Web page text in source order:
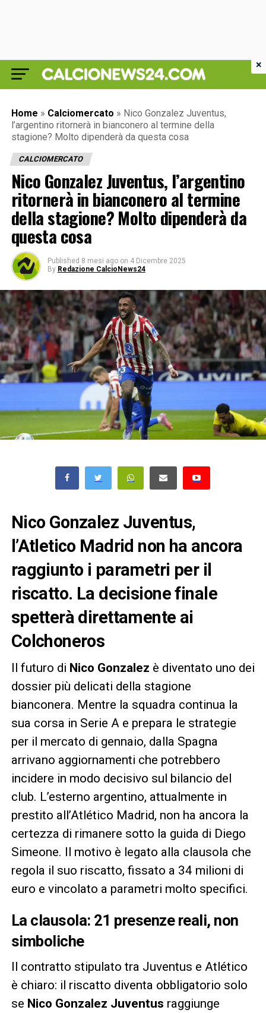
Home » Calciomercato » Nico Gonzalez Juventus,
l’argentino ritornerà in bianconero al termine della
stagione? Molto dipenderà da questa cosa
CALCIOMERCATO
Nico Gonzalez Juventus, l’argentino
ritornerà in bianconero al termine
della stagione? Molto dipenderà da
questa cosa
Published 8 mesi ago on 4 Dicembre 2025
By Redazione CalcioNews24
Nico Gonzalez Juventus,
l’Atletico Madrid non ha ancora
raggiunto i parametri per il
riscatto. La decisione finale
spetterà direttamente ai
Colchoneros
Il futuro di Nico Gonzalez è diventato uno dei
dossier più delicati della stagione
bianconera. Mentre la squadra continua la
sua corsa in Serie A e prepara le strategie
per il mercato di gennaio, dalla Spagna
arrivano aggiornamenti che potrebbero
incidere in modo decisivo sul bilancio del
club. L’esterno argentino, attualmente in
prestito all’Atlético Madrid, non ha ancora la
certezza di rimanere sotto la guida di Diego
Simeone. Il motivo è legato alla clausola che
regola il suo riscatto, fissato a 34 milioni di
euro e vincolato a parametri molto specifici.
La clausola: 21 presenze reali, non
simboliche
Il contratto stipulato tra Juventus e Atlético
è chiaro: il riscatto diventa obbligatorio solo
se Nico Gonzalez Juventus raggiunge
×